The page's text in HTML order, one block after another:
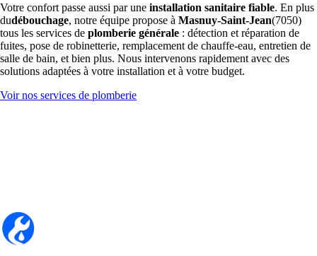
Votre confort passe aussi par une installation sanitaire fiable. En plus
dudébouchage, notre équipe propose à Masnuy-Saint-Jean(7050)
tous les services de plomberie générale : détection et réparation de
fuites, pose de robinetterie, remplacement de chauffe-eau, entretien de
salle de bain, et bien plus. Nous intervenons rapidement avec des
solutions adaptées à votre installation et à votre budget.
Voir nos services de plomberie